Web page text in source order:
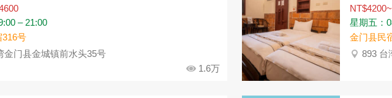
– 21:00
号
金门县金城镇前水头35号
1.6万
星期五：
金门县民
893 台